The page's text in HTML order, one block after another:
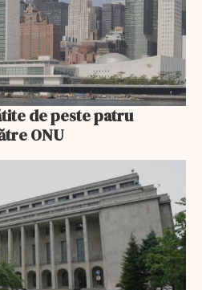
de peste patru
ONU